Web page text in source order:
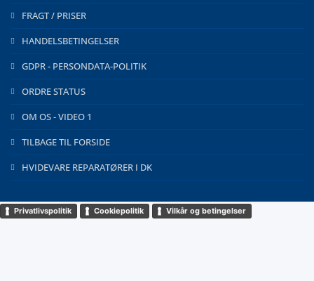
FRAGT / PRISER
HANDELSBETINGELSER
GDPR - PERSONDATA-POLITIK
ORDRE STATUS
OM OS - VIDEO 1
TILBAGE TIL FORSIDE
HVIDEVARE REPARATØRER I DK
Privatlivspolitik Cookiepolitik Vilkår og betingelser